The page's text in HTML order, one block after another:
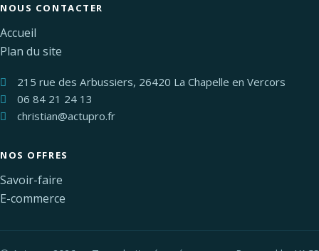
NOUS CONTACTER
Accueil
Plan du site
215 rue des Arbussiers, 26420 La Chapelle en Vercors
06 84 21 24 13
christian@actupro.fr
NOS OFFRES
Savoir-faire
E-commerce